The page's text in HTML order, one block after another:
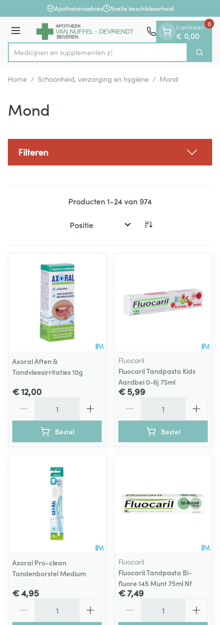
Ga naar de inhoudApothekersadvies Snelle beschikbaarheid
Menu
Product, merk, categorie...
Medicijne Zoek
0 artikelen
€ 0,00
0
Home / Schoonheid, verzorging en hygiëne / Mond
Mond
Filteren
Producten1-24van974
Sorteer op:
Axoral Aften &
Tandvleesirritaties 10g
€ 12,00
Bestel
Fluocaril
Fluocaril Tandpasta Kids
Aardbei 0-6j 75ml
€ 5,99
Bestel
Axoral Pro-clean
Tandenborstel Medium
€ 4,95
Fluocaril
Fluocaril Tandpasta Bi-
fluore 145 Munt 75ml Nf
€ 7,49